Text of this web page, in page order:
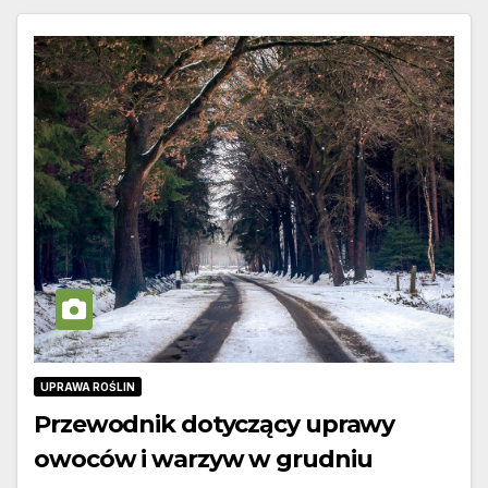
UPRAWA ROŚLIN
Przewodnik dotyczący uprawy
owoców i warzyw w grudniu